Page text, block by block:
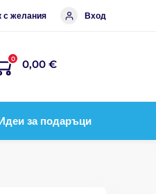
с желания Вход
0 0,00 €
за подаръци